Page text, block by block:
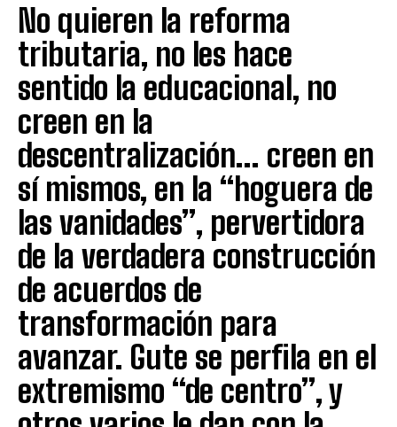
No quieren la reforma
tributaria, no les hace
sentido la educacional, no
creen en la
descentralización… creen en
sí mismos, en la “hoguera de
las vanidades”, pervertidora
de la verdadera construcción
de acuerdos de
transformación para
avanzar. Gute se perfila en el
extremismo “de centro”, y